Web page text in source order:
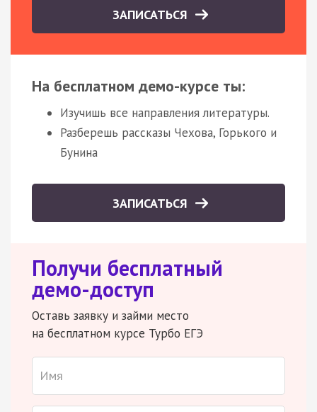
ЗАПИСАТЬСЯ
На бесплатном демо-курсе ты:
Изучишь все направления литературы.
Разберешь рассказы Чехова, Горького и
Бунина
ЗАПИСАТЬСЯ
Получи бесплатный
демо-доступ
Оставь заявку и займи место
на бесплатном курсе Турбо ЕГЭ